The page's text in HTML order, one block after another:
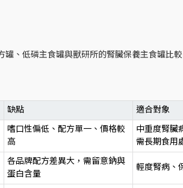
、低磷主食罐與獸研所的腎臟保養主食罐比
缺點 適合對象
嗜口性偏低、配方單一、價格較
高
中重度腎臟
需長期食用
各品牌配方差異大，需留意鈉與
蛋白含量
輕度腎病、